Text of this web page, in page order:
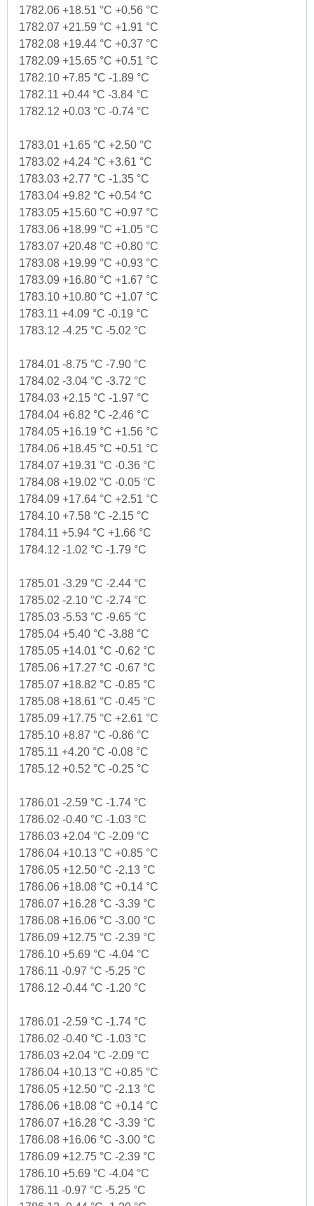
1782.06 +18.51 °C +0.56 °C
1782.07 +21.59 °C +1.91 °C
1782.08 +19.44 °C +0.37 °C
1782.09 +15.65 °C +0.51 °C
1782.10 +7.85 °C -1.89 °C
1782.11 +0.44 °C -3.84 °C
1782.12 +0.03 °C -0.74 °C
1783.01 +1.65 °C +2.50 °C
1783.02 +4.24 °C +3.61 °C
1783.03 +2.77 °C -1.35 °C
1783.04 +9.82 °C +0.54 °C
1783.05 +15.60 °C +0.97 °C
1783.06 +18.99 °C +1.05 °C
1783.07 +20.48 °C +0.80 °C
1783.08 +19.99 °C +0.93 °C
1783.09 +16.80 °C +1.67 °C
1783.10 +10.80 °C +1.07 °C
1783.11 +4.09 °C -0.19 °C
1783.12 -4.25 °C -5.02 °C
1784.01 -8.75 °C -7.90 °C
1784.02 -3.04 °C -3.72 °C
1784.03 +2.15 °C -1.97 °C
1784.04 +6.82 °C -2.46 °C
1784.05 +16.19 °C +1.56 °C
1784.06 +18.45 °C +0.51 °C
1784.07 +19.31 °C -0.36 °C
1784.08 +19.02 °C -0.05 °C
1784.09 +17.64 °C +2.51 °C
1784.10 +7.58 °C -2.15 °C
1784.11 +5.94 °C +1.66 °C
1784.12 -1.02 °C -1.79 °C
1785.01 -3.29 °C -2.44 °C
1785.02 -2.10 °C -2.74 °C
1785.03 -5.53 °C -9.65 °C
1785.04 +5.40 °C -3.88 °C
1785.05 +14.01 °C -0.62 °C
1785.06 +17.27 °C -0.67 °C
1785.07 +18.82 °C -0.85 °C
1785.08 +18.61 °C -0.45 °C
1785.09 +17.75 °C +2.61 °C
1785.10 +8.87 °C -0.86 °C
1785.11 +4.20 °C -0.08 °C
1785.12 +0.52 °C -0.25 °C
1786.01 -2.59 °C -1.74 °C
1786.02 -0.40 °C -1.03 °C
1786.03 +2.04 °C -2.09 °C
1786.04 +10.13 °C +0.85 °C
1786.05 +12.50 °C -2.13 °C
1786.06 +18.08 °C +0.14 °C
1786.07 +16.28 °C -3.39 °C
1786.08 +16.06 °C -3.00 °C
1786.09 +12.75 °C -2.39 °C
1786.10 +5.69 °C -4.04 °C
1786.11 -0.97 °C -5.25 °C
1786.12 -0.44 °C -1.20 °C
1786.01 -2.59 °C -1.74 °C
1786.02 -0.40 °C -1.03 °C
1786.03 +2.04 °C -2.09 °C
1786.04 +10.13 °C +0.85 °C
1786.05 +12.50 °C -2.13 °C
1786.06 +18.08 °C +0.14 °C
1786.07 +16.28 °C -3.39 °C
1786.08 +16.06 °C -3.00 °C
1786.09 +12.75 °C -2.39 °C
1786.10 +5.69 °C -4.04 °C
1786.11 -0.97 °C -5.25 °C